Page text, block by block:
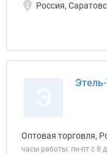
Россия,
Оптовая торговля,
часы работы: пн-пт с 8